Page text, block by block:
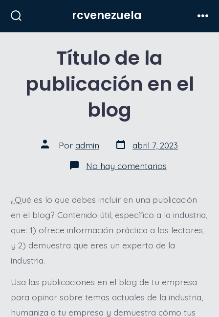
la
rcvenezuela
Título de la
publicación en el
blog
Autor
de
entrada
Por admin Fecha
de
abril 7, 2023
No hay comentariosen
Título
publicación
el
¿Qué es lo que debes incluir en una publicación
en el blog? Contenido útil, específico a la industria,
que: 1) ofrece información práctica a los lectores,
y 2) demuestra que eres un experto de la
industria.
Usa las publicaciones en el blog de tu empresa
para opinar sobre temas actuales de la industria,
humaniza a tu empresa y demuestra cómo tus